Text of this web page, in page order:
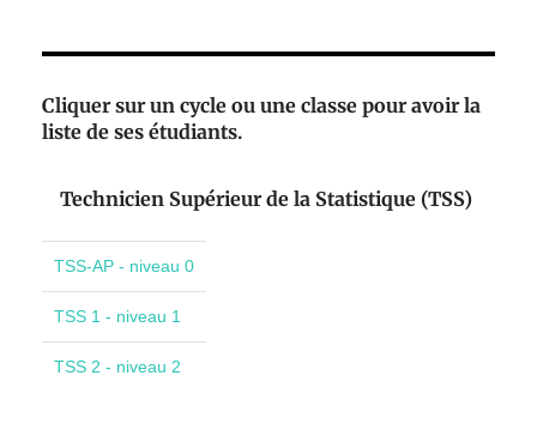
Cliquer sur un cycle ou une classe pour avoir la
liste de ses étudiants.
Technicien Supérieur de la Statistique (TSS)
TSS-AP - niveau 0
TSS 1 - niveau 1
TSS 2 - niveau 2